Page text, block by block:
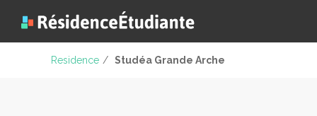
Residence / Studéa Grande Arche